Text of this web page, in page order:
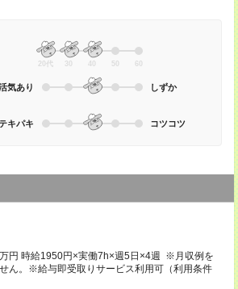
20代 30 40 50 60
気あり しずか
キパキ コツコツ
円 時給1950円×実働7h×週5日×4週 ※月収例を
ん。※給与即受取りサービス利用可（利用条件